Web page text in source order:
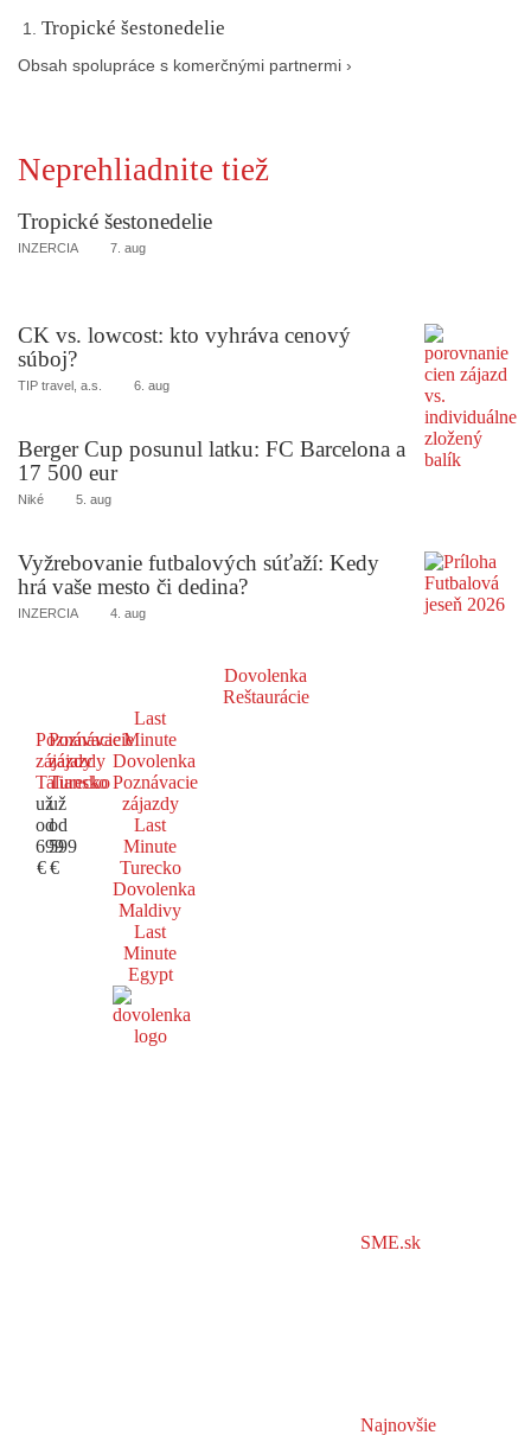
Tropické šestonedelie
Obsah spolupráce s komerčnými partnermi ›
Neprehliadnite tiež
Tropické šestonedelie
INZERCIA 7. aug
CK vs. lowcost: kto vyhráva cenový
súboj?
TIP travel, a.s. 6. aug
Berger Cup posunul latku: FC Barcelona a
17 500 eur
Niké 5. aug
Vyžrebovanie futbalových súťaží: Kedy
hrá vaše mesto či dedina?
INZERCIA 4. aug
Dovolenka
Reštaurácie
Poznávacie
zájazdy
Taliansko
už
od
699
€
Poznávacie
zájazdy
Turecko
už
od
599
€
Last
Minute
Dovolenka
Poznávacie
zájazdy
Last
Minute
Turecko
Dovolenka
Maldivy
Last
Minute
Egypt
SME.sk
Najnovšie